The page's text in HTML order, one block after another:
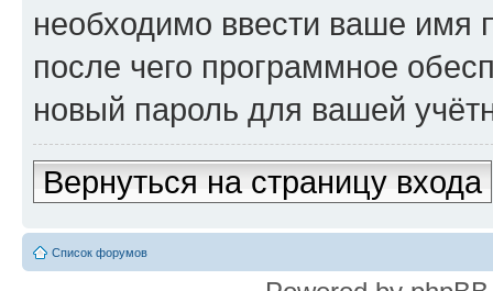
необходимо ввести ваше имя
после чего программное
новый пароль для вашей
Вернуться на страницу входа
Список форумов